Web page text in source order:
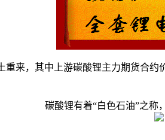
重来，其中上游碳酸锂主力期货合
碳酸锂有着“白色石油”之称